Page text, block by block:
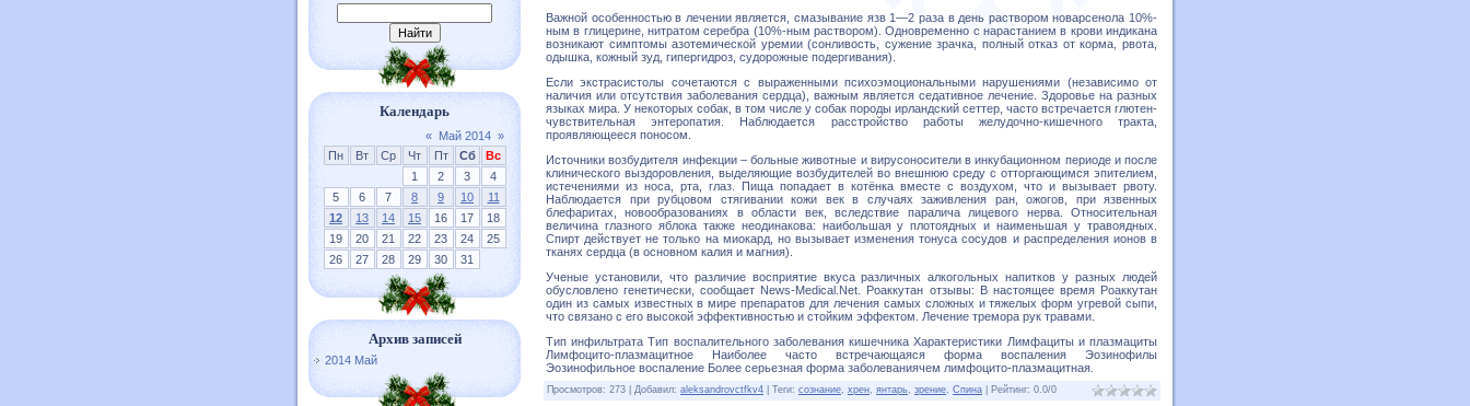
Календарь
« Май 2014 »
Пн
Вт Ср Чт Пт Сб
Вс
1
2 3
4
5
6 7 8 9 10
11
12
13 14 15 16 17
18
19
20 21 22 23 24
25
26
27 28 29 30 31
Архив записей
2014 Май
Важной особенностью в лечении является, смазывание язв 1—2 раза в день раствором новарсенола 10%-
ным в глицерине, нитратом серебра (10%-ным раствором). Одновременно с нарастанием в крови индикана
возникают симптомы азотемической уремии (сонливость, сужение зрачка, полный отказ от корма, рвота,
одышка, кожный зуд, гипергидроз, судорожные подергивания).
Если экстрасистолы сочетаются с выраженными психоэмоциональными нарушениями (независимо от
наличия или отсутствия заболевания сердца), важным является седативное лечение. Здоровье на разных
языках мира. У некоторых собак, в том числе у собак породы ирландский сеттер, часто встречается глютен-
чувствительная энтеропатия. Наблюдается расстройство работы желудочно-кишечного тракта,
проявляющееся поносом.
Источники возбудителя инфекции – больные животные и вирусоносители в инкубационном периоде и после
клинического выздоровления, выделяющие возбудителей во внешнюю среду с отторгающимся эпителием,
истечениями из носа, рта, глаз. Пища попадает в котёнка вместе с воздухом, что и вызывает рвоту.
Наблюдается при рубцовом стягивании кожи век в случаях заживления ран, ожогов, при язвенных
блефаритах, новообразованиях в области век, вследствие паралича лицевого нерва. Относительная
величина глазного яблока также неодинакова: наибольшая у плотоядных и наименьшая у травоядных.
Спирт действует не только на миокард, но вызывает изменения тонуса сосудов и распределения ионов в
тканях сердца (в основном калия и магния).
Ученые установили, что различие восприятие вкуса различных алкогольных напитков у разных людей
обусловлено генетически, сообщает News-Medical.Net. Роаккутан отзывы: В настоящее время Роаккутан
один из самых известных в мире препаратов для лечения самых сложных и тяжелых форм угревой сыпи,
что связано с его высокой эффективностью и стойким эффектом. Лечение тремора рук травами.
Тип инфильтрата Тип воспалительного заболевания кишечника Характеристики Лимфациты и плазмациты
Лимфоцито-плазмацитное Наиболее часто встречающаяся форма воспаления Эозинофилы
Эозинофильное воспаление Более серьезная форма заболеваниячем лимфоцито-плазмацитная.
Просмотров: 273 Добавил: aleksandrovctfkv4 Теги: сознание, хрен, янтарь, зрение, Спина Рейтинг: 0.0/0